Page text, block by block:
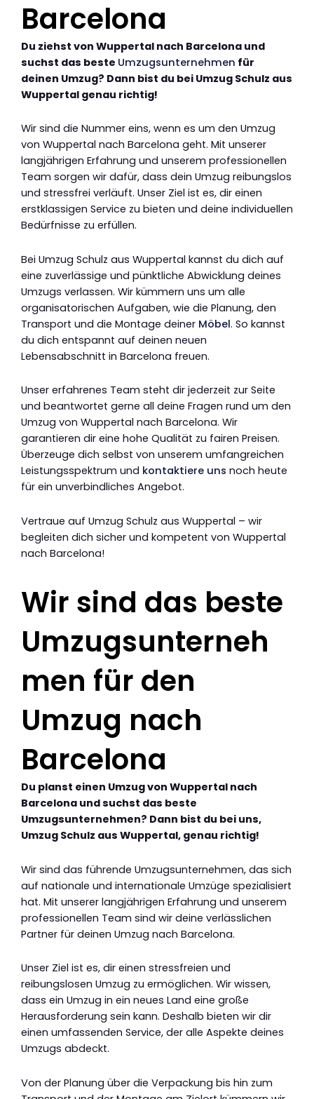
Barcelona
Du ziehst von Wuppertal nach Barcelona und
suchst das beste Umzugsunternehmen für
deinen Umzug? Dann bist du bei Umzug Schulz aus
Wuppertal genau richtig!
Wir sind die Nummer eins, wenn es um den Umzug
von Wuppertal nach Barcelona geht. Mit unserer
langjährigen Erfahrung und unserem professionellen
Team sorgen wir dafür, dass dein Umzug reibungslos
und stressfrei verläuft. Unser Ziel ist es, dir einen
erstklassigen Service zu bieten und deine individuellen
Bedürfnisse zu erfüllen.
Bei Umzug Schulz aus Wuppertal kannst du dich auf
eine zuverlässige und pünktliche Abwicklung deines
Umzugs verlassen. Wir kümmern uns um alle
organisatorischen Aufgaben, wie die Planung, den
Transport und die Montage deiner Möbel. So kannst
du dich entspannt auf deinen neuen
Lebensabschnitt in Barcelona freuen.
Unser erfahrenes Team steht dir jederzeit zur Seite
und beantwortet gerne all deine Fragen rund um den
Umzug von Wuppertal nach Barcelona. Wir
garantieren dir eine hohe Qualität zu fairen Preisen.
Überzeuge dich selbst von unserem umfangreichen
Leistungsspektrum und kontaktiere uns noch heute
für ein unverbindliches Angebot.
Vertraue auf Umzug Schulz aus Wuppertal – wir
begleiten dich sicher und kompetent von Wuppertal
nach Barcelona!
Wir sind das beste
Umzugsunterneh
men für den
Umzug nach
Barcelona
Du planst einen Umzug von Wuppertal nach
Barcelona und suchst das beste
Umzugsunternehmen? Dann bist du bei uns,
Umzug Schulz aus Wuppertal, genau richtig!
Wir sind das führende Umzugsunternehmen, das sich
auf nationale und internationale Umzüge spezialisiert
hat. Mit unserer langjährigen Erfahrung und unserem
professionellen Team sind wir deine verlässlichen
Partner für deinen Umzug nach Barcelona.
Unser Ziel ist es, dir einen stressfreien und
reibungslosen Umzug zu ermöglichen. Wir wissen,
dass ein Umzug in ein neues Land eine große
Herausforderung sein kann. Deshalb bieten wir dir
einen umfassenden Service, der alle Aspekte deines
Umzugs abdeckt.
Von der Planung über die Verpackung bis hin zum